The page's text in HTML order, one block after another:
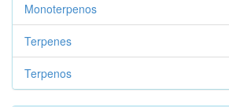
Monoterpenos
Terpenes
Terpenos